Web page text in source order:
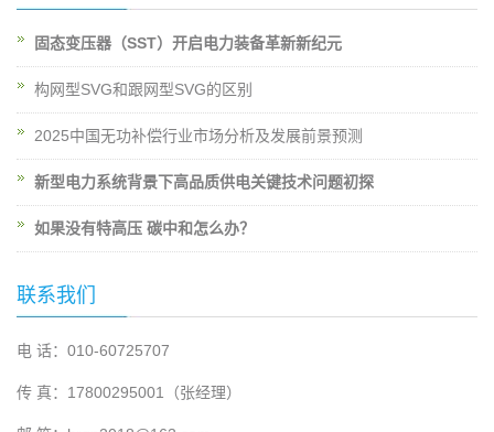
固态变压器（SST）开启电力装备革新新纪元
构网型SVG和跟网型SVG的区别
2025中国无功补偿行业市场分析及发展前景预测
新型电力系统背景下高品质供电关键技术问题初探
如果没有特高压 碳中和怎么办？
联系我们
电 话：010-60725707
传 真：17800295001（张经理）